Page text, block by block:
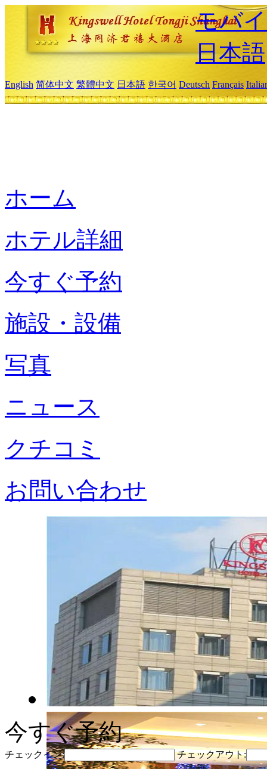
モバ
日本語
English 简体中文 繁體中文 日本語 한국어 Deutsch Français
ホーム
ホテル詳細
今すぐ予約
施設・設備
写真
ニュース
クチコミ
お問い合わせ
今すぐ予約
チェックイン: チェックアウト: